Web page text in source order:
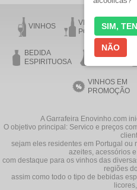
VINHOS
VINHO DO
PORTO
BEDIDA
ESPIRITUOSA
AZEITE
VINHOS EM
PROMOÇÃO
A Garrafeira Enovinho.com
O objetivo principal: Servico e preços
sejam eles residentes em Portugal ou
azeites, acessórios
com destaque para os vinhos das
regiões
assim como todo o tipo de bebidas
SIM,
NÃO